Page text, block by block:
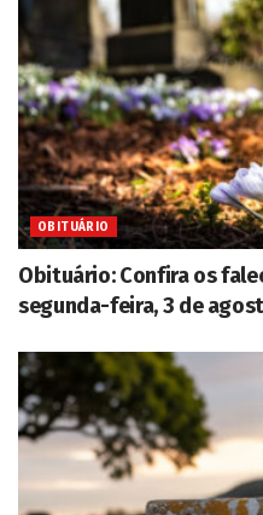
OBITUÁRIO
Obituário: Confira os
segunda-feira, 3 de